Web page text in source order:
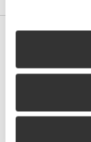
Grev Wedels